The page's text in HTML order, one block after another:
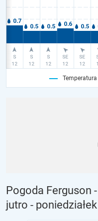
Temperatura
Pogoda Ferguson
jutro -